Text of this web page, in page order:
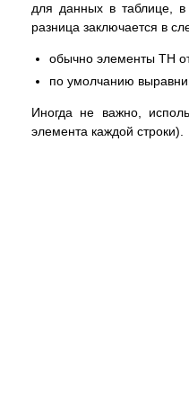
для данных в таблице,
разница заключается в
обычно элементы TH
по умолчанию
Иногда не важно,
элемента каждой строки).